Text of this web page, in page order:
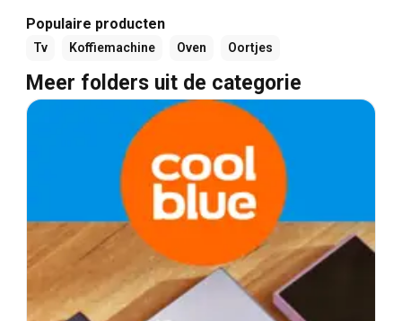
Populaire producten
Tv Koffiemachine Oven Oortjes
Meer folders uit de categorie